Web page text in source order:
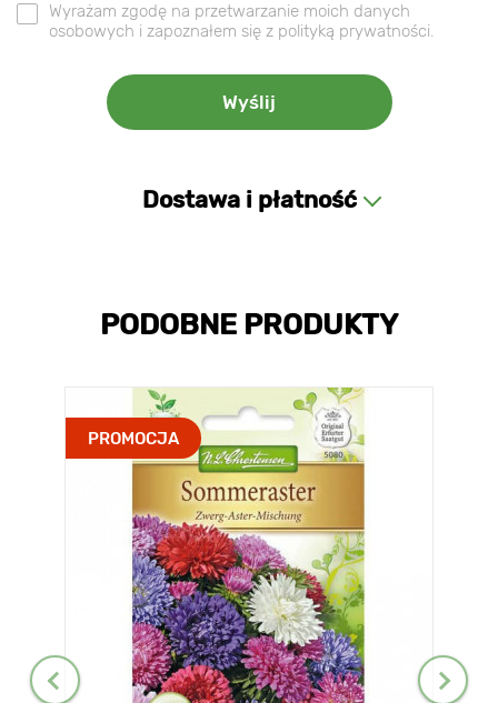
Wyrażam zgodę na przetwarzanie moich danych
osobowych i zapoznałem się z polityką prywatności.
Dostawa i płatność
PODOBNE PRODUKTY
PROMOCJA